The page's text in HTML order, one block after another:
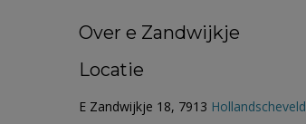
Over e Zandwijkje
Locatie
E Zandwijkje 18, 7913 Hollandscheveld